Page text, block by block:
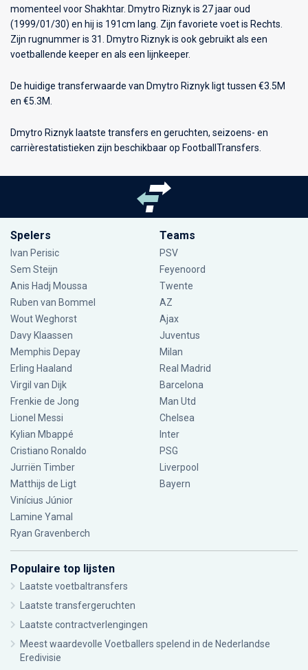
momenteel voorShakhtar. Dmytro Riznyk is 27 jaar oud
(1999/01/30) en hij is 191cm lang. Zijn favoriete voet is Rechts.
Zijn rugnummer is 31. Dmytro Riznyk is ook gebruikt als een
voetballende keeper en als een lijnkeeper.
De huidige transferwaarde van Dmytro Riznyk ligt tussen €3.5M
en €5.3M.
Dmytro Riznyk laatste transfers en geruchten, seizoens- en
carrièrestatistieken zijn beschikbaar op FootballTransfers.
Spelers
Ivan Perisic
Sem Steijn
Anis Hadj Moussa
Ruben van Bommel
Wout Weghorst
Davy Klaassen
Memphis Depay
Erling Haaland
Virgil van Dijk
Frenkie de Jong
Lionel Messi
Kylian Mbappé
Cristiano Ronaldo
Jurriën Timber
Matthijs de Ligt
Vinícius Júnior
Lamine Yamal
Ryan Gravenberch
Teams
PSV
Feyenoord
Twente
AZ
Ajax
Juventus
Milan
Real Madrid
Barcelona
Man Utd
Chelsea
Inter
PSG
Liverpool
Bayern
Populaire top lijsten
Laatste voetbaltransfers
Laatste transfergeruchten
Laatste contractverlengingen
Meest waardevolle Voetballers spelend in de Nederlandse
Eredivisie